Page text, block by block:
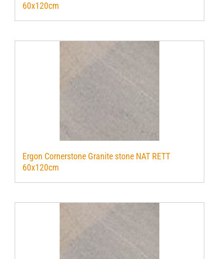
60x120cm
Ergon Cornerstone Granite stone NAT RETT
60x120cm